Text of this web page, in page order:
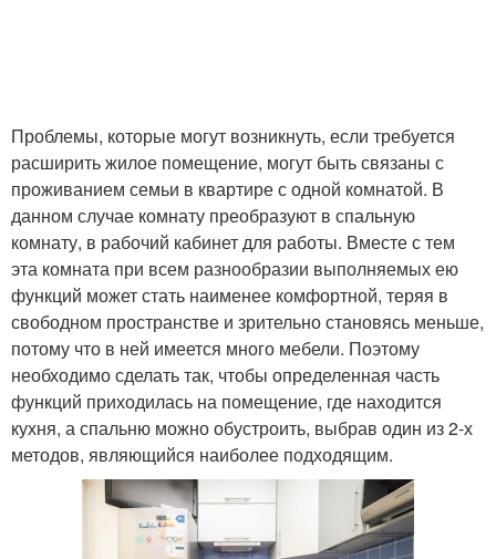
Проблемы, которые могут возникнуть, если требуется
расширить жилое помещение, могут быть связаны с
проживанием семьи в квартире с одной комнатой. В
данном случае комнату преобразуют в спальную
комнату, в рабочий кабинет для работы. Вместе с тем
эта комната при всем разнообразии выполняемых ею
функций может стать наименее комфортной, теряя в
свободном пространстве и зрительно становясь меньше,
потому что в ней имеется много мебели. Поэтому
необходимо сделать так, чтобы определенная часть
функций приходилась на помещение, где находится
кухня, а спальню можно обустроить, выбрав один из 2-х
методов, являющийся наиболее подходящим.